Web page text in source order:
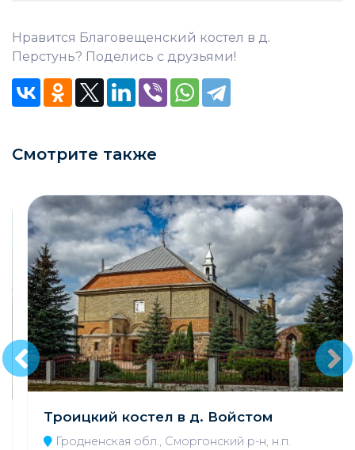
Нравится Благовещенский костел в д.
Перстунь? Поделись с друзьями!
Смотрите также
Троицкий костел в д. Войстом
Гродненская обл., Сморгонский р-н, н.п.